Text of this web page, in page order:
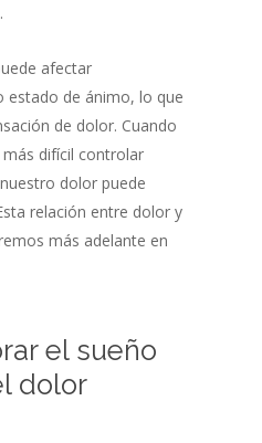
afectar
estado de ánimo, lo que
de dolor. Cuando
difícil controlar
dolor puede
relación entre dolor y
más adelante en
el sueño
dolor